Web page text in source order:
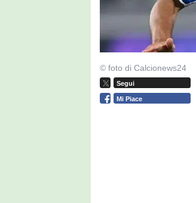
© foto di Calcionews24
Segui
Mi Piace